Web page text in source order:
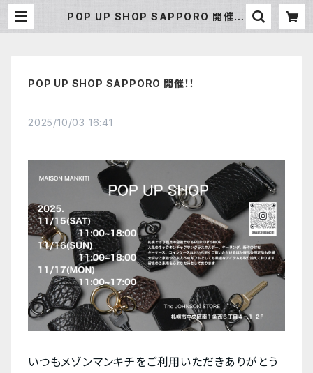
POP UP SHOP SAPPORO 開催！！
POP UP SHOP SAPPORO 開催！！
2025/10/03 16:41
いつもメゾンマンキチをご利用いただきありがとう